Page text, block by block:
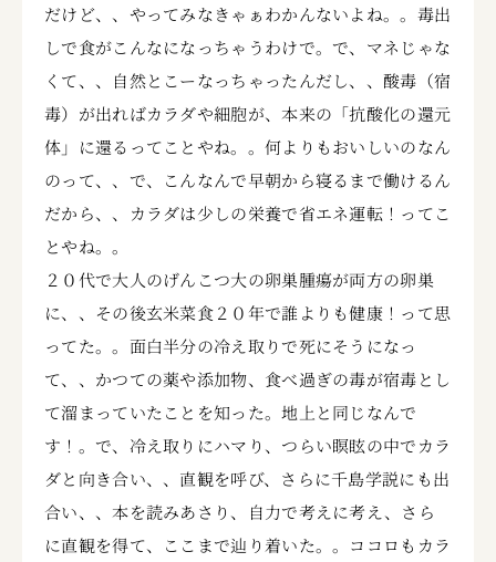
だけど、、やってみなきゃぁわかんないよね。。毒出
しで食がこんなになっちゃうわけで。で、マネじゃな
くて、、自然とこーなっちゃったんだし、、酸毒（宿
毒）が出ればカラダや細胞が、本来の「抗酸化の還元
体」に還るってことやね。。何よりもおいしいのなん
のって、、で、こんなんで早朝から寝るまで働けるん
だから、、カラダは少しの栄養で省エネ運転！ってこ
とやね。。
２０代で大人のげんこつ大の卵巣腫瘍が両方の卵巣
に、、その後玄米菜食２０年で誰よりも健康！って思
ってた。。面白半分の冷え取りで死にそうになっ
て、、かつての薬や添加物、食べ過ぎの毒が宿毒とし
て溜まっていたことを知った。地上と同じなんで
す！。で、冷え取りにハマり、つらい瞑眩の中でカラ
ダと向き合い、、直観を呼び、さらに千島学説にも出
合い、、本を読みあさり、自力で考えに考え、さら
に直観を得て、ここまで辿り着いた。。ココロもカラ